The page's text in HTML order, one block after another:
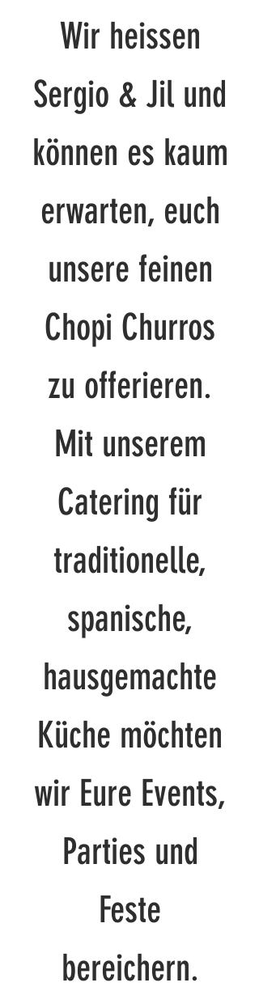
Wir heissen
Sergio & Jil und
können es kaum
erwarten, euch
unsere feinen
Chopi Churros
zu offerieren.
Mit unserem
Catering für
traditionelle,
spanische,
hausgemachte
Küche möchten
wir Eure Events,
Parties und
Feste
bereichern.